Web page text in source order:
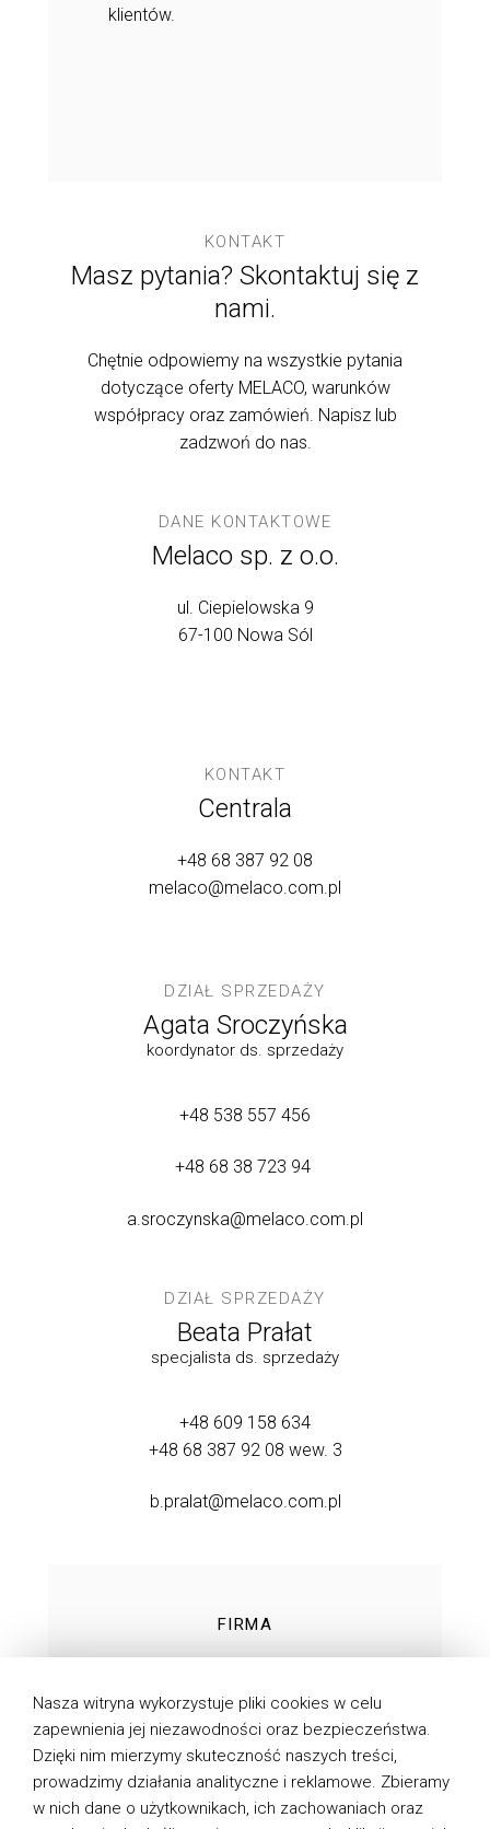
klientów.
KONTAKT
Masz pytania? Skontaktuj się z
nami.
Chętnie odpowiemy na wszystkie pytania
dotyczące oferty MELACO, warunków
współpracy oraz zamówień. Napisz lub
zadzwoń do nas.
DANE KONTAKTOWE
Melaco sp. z o.o.
ul. Ciepielowska 9
67-100 Nowa Sól
KONTAKT
Centrala
+48 68 387 92 08
melaco@melaco.com.pl
DZIAŁ SPRZEDAŻY
Agata Sroczyńska
koordynator ds. sprzedaży
+48 538 557 456
+48 68 38 723 94
a.sroczynska@melaco.com.pl
DZIAŁ SPRZEDAŻY
Beata Prałat
specjalista ds. sprzedaży
+48 609 158 634
+48 68 387 92 08 wew. 3
b.pralat@melaco.com.pl
FIRMA
PRODUKTY
DO POBRANIA
AKTUALNOŚCI
Nasza witryna wykorzystuje pliki cookies w celu
zapewnienia jej niezawodności oraz bezpieczeństwa.
Dzięki nim mierzymy skuteczność naszych treści,
prowadzimy działania analityczne i reklamowe. Zbieramy
w nich dane o użytkownikach, ich zachowaniach oraz